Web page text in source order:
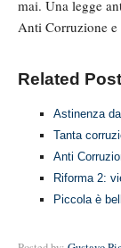
mai. Una legge
Anti Corruzione e
Related
Astinenza
Tanta
Anti
Riforma 2:
Piccola è